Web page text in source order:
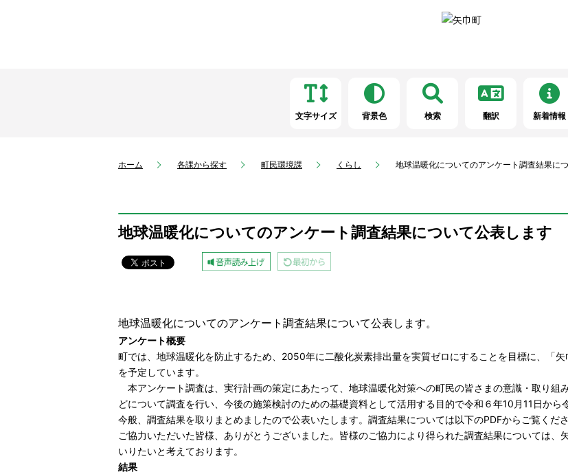
文字サイズ 背景色 検索 翻訳 新着情報
ホーム 各課から探す 町民環境課 くらし 地球温暖化についてのアンケート調査結果に
地球温暖化についてのアンケート調査結果について公表します
地球温暖化についてのアンケート調査結果について公表します。
アンケート概要
町では、地球温暖化を防止するため、2050年に二酸化炭素排出量を実質ゼロにすることを目標に、「
を予定しています。
本アンケート調査は、実行計画の策定にあたって、地球温暖化対策への町民の皆さまの意識・取り組
どについて調査を行い、今後の施策検討のための基礎資料として活用する目的で令和６年10月11日から
今般、調査結果を取りまとめましたので公表いたします。調査結果については以下のPDFからご覧くださ
ご協力いただいた皆様、ありがとうございました。皆様のご協力により得られた調査結果については、
いりたいと考えております。
結果